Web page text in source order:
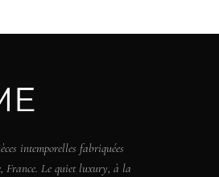
intemporelles fabriquées
Le quiet luxury, à la